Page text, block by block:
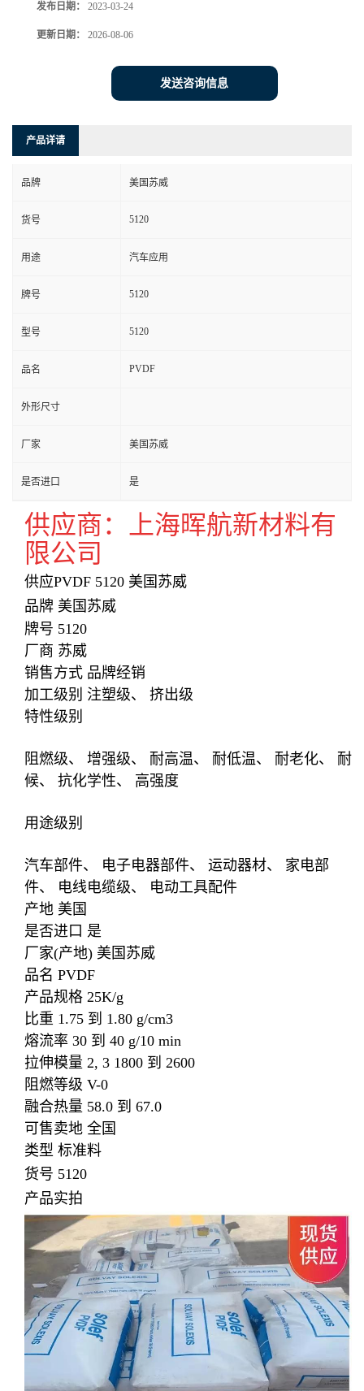
发布日期： 2023-03-24
更新日期： 2026-08-06
发送咨询信息
产品详请
品牌 美国苏威
货号 5120
用途 汽车应用
牌号 5120
型号 5120
品名 PVDF
外形尺寸
厂家 美国苏威
是否进口 是
供应商：上海晖航新材料有
限公司
供应PVDF 5120 美国苏威
品牌 美国苏威
牌号 5120
厂商 苏威
销售方式 品牌经销
加工级别 注塑级、 挤出级
特性级别
阻燃级、 增强级、 耐高温、 耐低温、 耐老化、 耐
候、 抗化学性、 高强度
用途级别
汽车部件、 电子电器部件、 运动器材、 家电部
件、 电线电缆级、 电动工具配件
产地 美国
是否进口 是
厂家(产地) 美国苏威
品名 PVDF
产品规格 25K/g
比重 1.75 到 1.80 g/cm3
熔流率 30 到 40 g/10 min
拉伸模量 2, 3 1800 到 2600
阻燃等级 V-0
融合热量 58.0 到 67.0
可售卖地 全国
类型 标准料
货号 5120
产品实拍